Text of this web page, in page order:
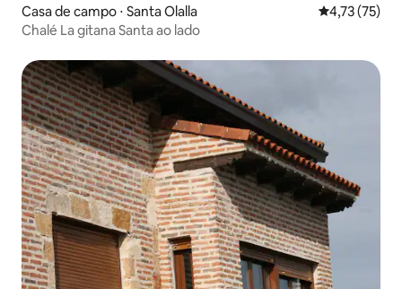
Casa de campo ⋅ Santa Olalla 4,73 de uma
4,73 (75)
Chalé La gitana Santa ao lado